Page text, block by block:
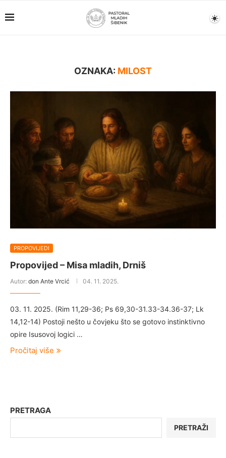
OZNAKA: MILOST
PROPOVIJEDI
Propovijed – Misa mladih, Drniš
Autor: don Ante Vrcić 04. 11. 2025.
03. 11. 2025. (Rim 11,29-36; Ps 69,30-31.33-34.36-37; Lk
14,12-14) Postoji nešto u čovjeku što se gotovo instinktivno
opire Isusovoj logici …
Pročitaj više
PRETRAGA
PRETRAŽI